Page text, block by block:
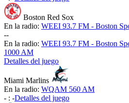
Boston Red Sox
En la radio: WEEI 93.7 FM - Boston
--
En la radio: WEEI 93.7 FM - Boston
1000 AM
Detalles del juego
Miami Marlins
En la radio: WQAM 560 AM
- : -Detalles del juego